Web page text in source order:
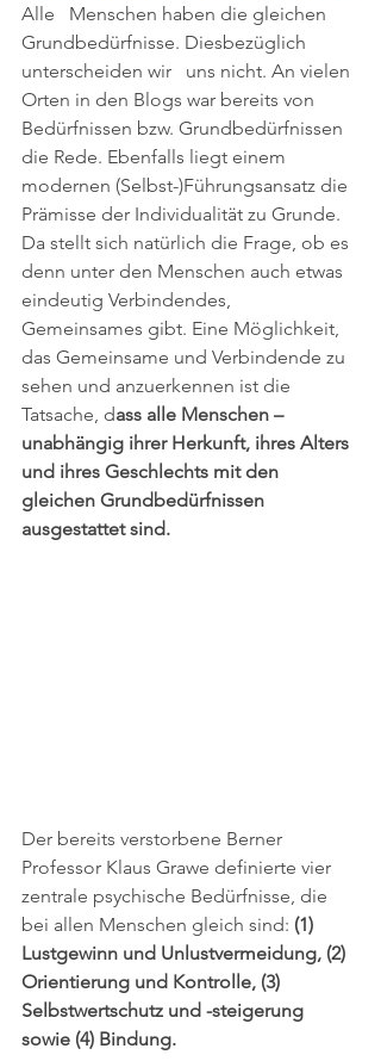
Alle   Menschen haben die gleichen
Grundbedürfnisse. Diesbezüglich
unterscheiden wir   uns nicht. An vielen
Orten in den Blogs war bereits von
Bedürfnissen bzw. Grundbedürfnissen
die Rede. Ebenfalls liegt einem
modernen (Selbst-)Führungsansatz die
Prämisse der Individualität zu Grunde.
Da stellt sich natürlich die Frage, ob es
denn unter den Menschen auch etwas
eindeutig Verbindendes,
Gemeinsames gibt. Eine Möglichkeit,
das Gemeinsame und Verbindende zu
sehen und anzuerkennen ist die
Tatsache, dass alle Menschen –
unabhängig ihrer Herkunft, ihres Alters
und ihres Geschlechts mit den
gleichen Grundbedürfnissen
ausgestattet sind.
Der bereits verstorbene Berner
Professor Klaus Grawe definierte vier
zentrale psychische Bedürfnisse, die
bei allen Menschen gleich sind: (1)
Lustgewinn und Unlustvermeidung, (2)
Orientierung und Kontrolle, (3)
Selbstwertschutz und -steigerung
sowie (4) Bindung.